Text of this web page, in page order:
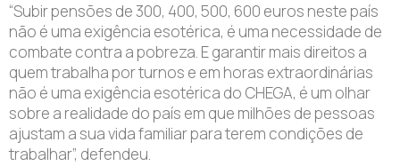
“Subir pensões de 300, 400, 500, 600 euros neste país
não é uma exigência esotérica, é uma necessidade de
combate contra a pobreza. E garantir mais direitos a
quem trabalha por turnos e em horas extraordinárias
não é uma exigência esotérica do CHEGA, é um olhar
sobre a realidade do país em que milhões de pessoas
ajustam a sua vida familiar para terem condições de
trabalhar”, defendeu.